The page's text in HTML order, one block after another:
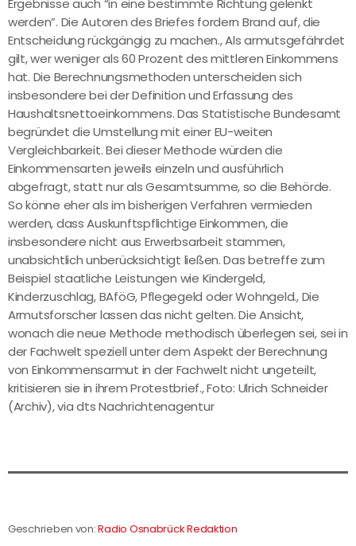
Ergebnisse auch “in eine bestimmte Richtung gelenkt
werden”. Die Autoren des Briefes fordern Brand auf, die
Entscheidung rückgängig zu machen., Als armutsgefährdet
gilt, wer weniger als 60 Prozent des mittleren Einkommens
hat. Die Berechnungsmethoden unterscheiden sich
insbesondere bei der Definition und Erfassung des
Haushaltsnettoeinkommens. Das Statistische Bundesamt
begründet die Umstellung mit einer EU-weiten
Vergleichbarkeit. Bei dieser Methode würden die
Einkommensarten jeweils einzeln und ausführlich
abgefragt, statt nur als Gesamtsumme, so die Behörde.
So könne eher als im bisherigen Verfahren vermieden
werden, dass Auskunftspflichtige Einkommen, die
insbesondere nicht aus Erwerbsarbeit stammen,
unabsichtlich unberücksichtigt ließen. Das betreffe zum
Beispiel staatliche Leistungen wie Kindergeld,
Kinderzuschlag, BAföG, Pflegegeld oder Wohngeld., Die
Armutsforscher lassen das nicht gelten. Die Ansicht,
wonach die neue Methode methodisch überlegen sei, sei in
der Fachwelt speziell unter dem Aspekt der Berechnung
von Einkommensarmut in der Fachwelt nicht ungeteilt,
kritisieren sie in ihrem Protestbrief., Foto: Ulrich Schneider
(Archiv), via dts Nachrichtenagentur
Geschrieben von:Radio Osnabrück Redaktion